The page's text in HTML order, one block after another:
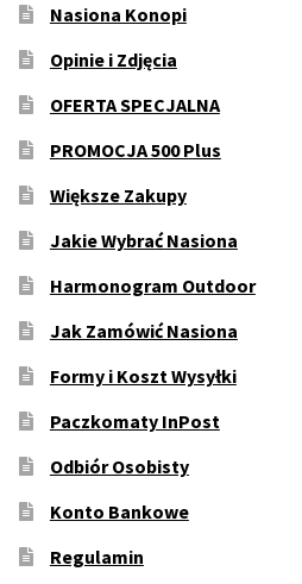
Nasiona Konopi
Opinie i Zdjęcia
OFERTA SPECJALNA
PROMOCJA 500 Plus
Większe Zakupy
Jakie Wybrać Nasiona
Harmonogram Outdoor
Jak Zamówić Nasiona
Formy i Koszt Wysyłki
Paczkomaty InPost
Odbiór Osobisty
Konto Bankowe
Regulamin